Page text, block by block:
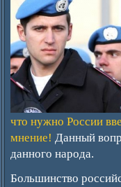
что нужно России
мнение! Данный
данного народа.
Большинство